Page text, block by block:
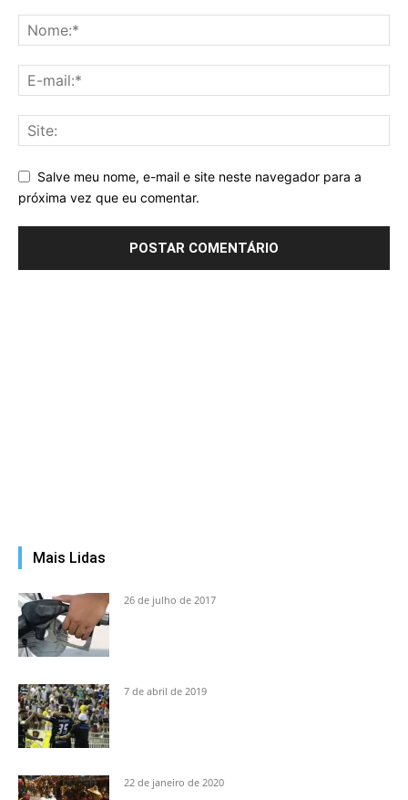
Salve meu nome, e-mail e site neste navegador para a
próxima vez que eu comentar.
Mais Lidas
26 de julho de 2017
7 de abril de 2019
22 de janeiro de 2020